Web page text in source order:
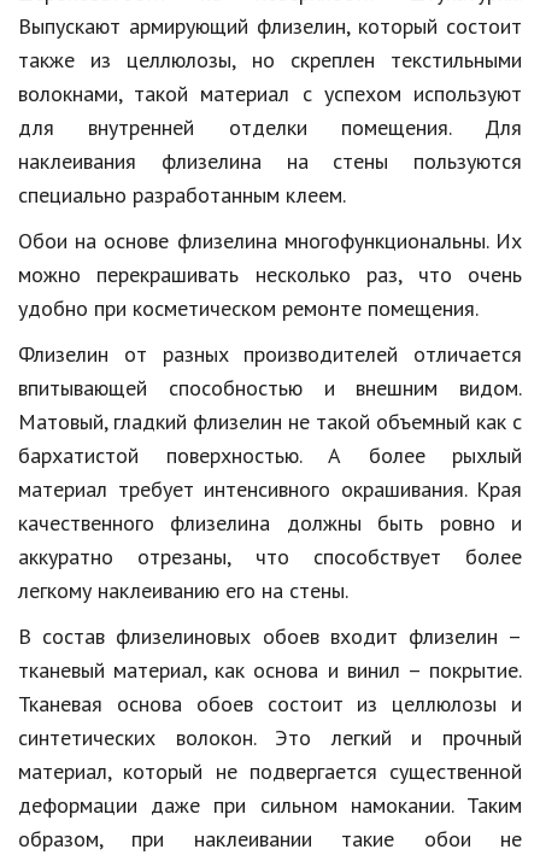
Животные
Еда и напитки
Праздники и подарки
Кинематограф
Домашние животные
Путешествия
Строительство
Культура и общество
Мода и стиль
Бизнес
Хобби и развлечения
Финансы
Юриспруденция
Природа
Образование
Наука и технологии
Выпускают армирующий флизелин, который состоит
также из целлюлозы, но скреплен текстильными
волокнами, такой материал с успехом используют
для внутренней отделки помещения. Для
наклеивания флизелина на стены пользуются
специально разработанным клеем.
Обои на основе флизелина многофункциональны. Их
можно перекрашивать несколько раз, что очень
удобно при косметическом ремонте помещения.
Флизелин от разных производителей отличается
впитывающей способностью и внешним видом.
Матовый, гладкий флизелин не такой объемный как с
бархатистой поверхностью. А более рыхлый
материал требует интенсивного окрашивания. Края
качественного флизелина должны быть ровно и
аккуратно отрезаны, что способствует более
легкому наклеиванию его на стены.
В состав флизелиновых обоев входит флизелин –
тканевый материал, как основа и винил – покрытие.
Тканевая основа обоев состоит из целлюлозы и
синтетических волокон. Это легкий и прочный
материал, который не подвергается существенной
деформации даже при сильном намокании. Таким
образом, при наклеивании такие обои не